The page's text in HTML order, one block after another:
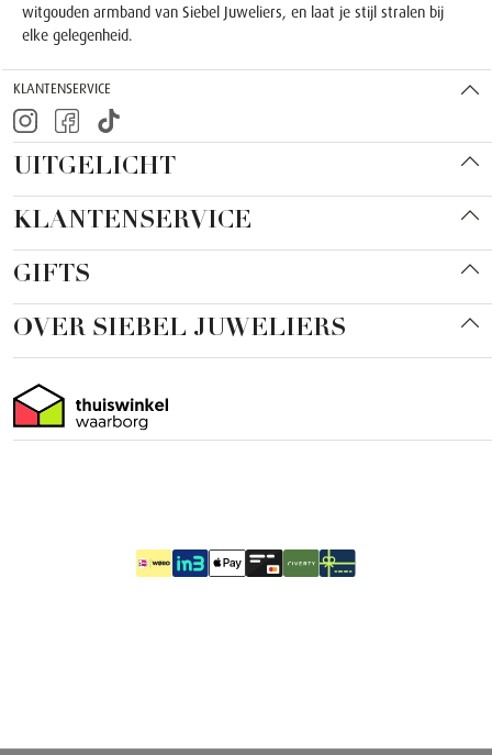
witgouden armband van Siebel Juweliers, en laat je stijl stralen bij
elke gelegenheid.
KLANTENSERVICE
UITGELICHT
KLANTENSERVICE
GIFTS
OVER SIEBEL JUWELIERS